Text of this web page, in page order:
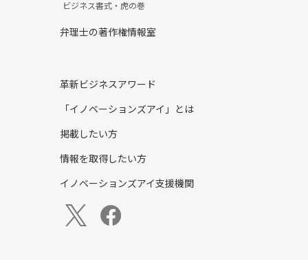
ビジネス書式・虎の巻
弁理士の著作権情報室
革新ビジネスアワード
「イノベーションズアイ」とは
掲載したい方
情報を取得したい方
イノベーションズアイ支援機関